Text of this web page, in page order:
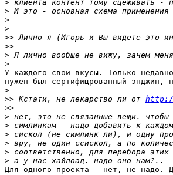
>
>
>
>
>>
>>
>
>
У каждого свои вкусы. Только
нужен был сертифицрованный
>
>> Кстати, не лекарство ли от http://
>>
>
>
>
>
>
>
Для одного проекта - нет, не надо.